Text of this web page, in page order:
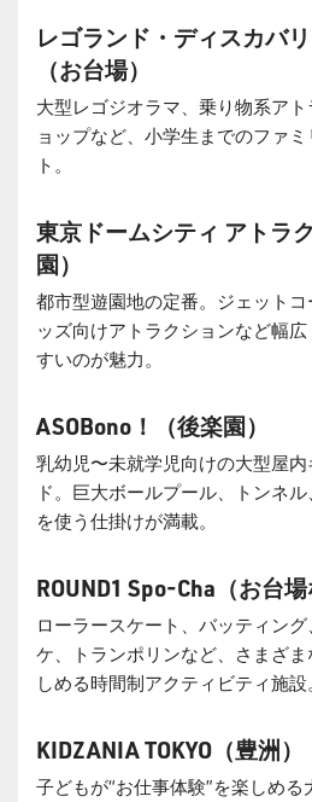
レゴランド・ディスカバ
（お台場）
大型レゴジオラマ、乗り物系ア
ョップなど、小学生までのファ
ト。
東京ドームシティ アトラ
園）
都市型遊園地の定番。ジェット
ッズ向けアトラクションなど幅
すいのが魅力。
ASOBono ！（後楽園）
乳幼児〜未就学児向けの大型屋
ド。巨大ボールプール、トンネ
を使う仕掛けが満載。
ROUND1 Spo-Cha （お台
ローラースケート、バッティン
ケ、トランポリンなど、さまざ
しめる時間制アクティビティ施設。
KIDZANIA TOKYO （豊洲）
子どもが“お仕事体験”を楽しめ